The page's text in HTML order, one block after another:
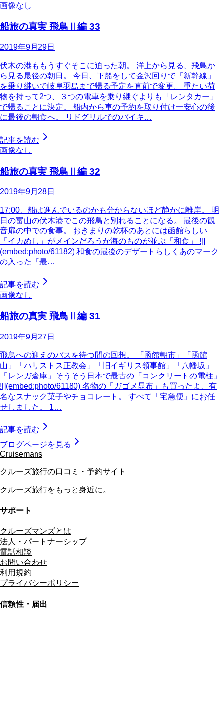
画像なし
船旅の真実 飛鳥Ⅱ編 33
2019年9月29日
伏木の港ももうすぐそこに迫った朝。 洋上から見る、飛鳥か
ら見る最後の朝日。 今日、下船をして金沢回りで「新幹線」
を乗り継いで岐阜羽島まで帰る予定を直前で変更。 重たい荷
物を持って2つ、３つの電車を乗り継ぐよりも「レンタカー」
で帰ることに決定。 船内から車の予約を取り付け一安心の後
に最後の朝食へ。 リドグリルでのバイキ…
記事を読む
画像なし
船旅の真実 飛鳥Ⅱ編 32
2019年9月28日
17:00、船は進んでいるのかも分からないほど静かに離岸。 明
日の富山の伏木港でこの飛鳥と別れることになる。 最後の観
音扉の中での食事。 おきまりの乾杯のあとには函館らしい
「イカめし」がメインだろうか海のものが並ぶ「和食」 ![]
(embed:photo/61182) 和食の最後のデザートらしくあのマーク
の入った「最…
記事を読む
画像なし
船旅の真実 飛鳥Ⅱ編 31
2019年9月27日
飛鳥への迎えのバスを待つ間の回想。 「函館朝市」「函館
山」「ハリストス正教会」「旧イギリス領事館」「八幡坂」
「レンガ倉庫」そうそう日本で最古の「コンクリートの電柱」
![](embed:photo/61180) 名物の「ガゴメ昆布」も買ったよ、有
名なスナック菓子やチョコレート。 すべて「宅急便」にお任
せしました。 1…
記事を読む
ブログページを見る
Cruisemans
クルーズ旅行の口コミ・予約サイト
クルーズ旅行をもっと身近に。
サポート
クルーズマンズとは
法人・パートナーシップ
電話相談
お問い合わせ
利用規約
プライバシーポリシー
信頼性・届出